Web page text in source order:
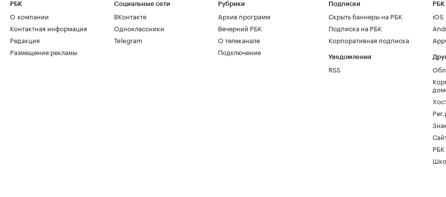
РБК
О компании
Контактная информация
Редакция
Размещение рекламы
Социальные сети
ВКонтакте
Одноклассники
Telegram
Рубрики
Архив программ
Вечерний РБК
О телеканале
Подключение
Подписки
Скрыть баннеры на РБК
Подписка на РБК
Корпоративная подписка
Уведомления
RSS
РБК
iOS